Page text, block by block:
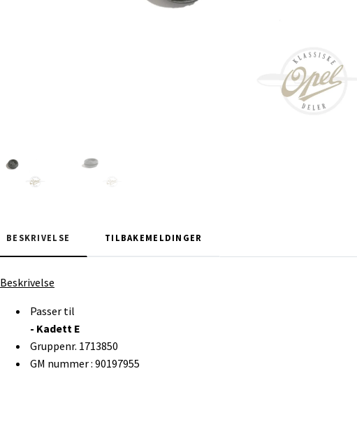
BESKRIVELSE TILBAKEMELDINGER
Beskrivelse
Passer til
- Kadett E
Gruppenr. 1713850
GM nummer : 90197955